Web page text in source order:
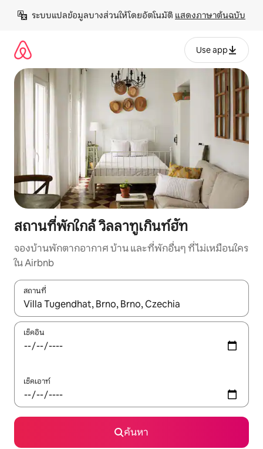
เนื้อหา
ระบบแปลข้อมูลบางส่วนให้โดยอัตโนมัติ แสดงภาษาต้นฉบับ
Use app
สถานที่พักใกล้ วิลลาทูเกินท์ฮัท
จองบ้านพักตากอากาศ บ้าน และที่พักอื่นๆ ที่ไม่เหมือนใคร
ใน Airbnb
สถานที่
ใช้ลูกศรขึ้นลง หรือใช้การสัมผัสหรือปัด เพื่อสำรวจผลการค้นหา
เช็คอิน
เช็คเอาท์
ค้นหา